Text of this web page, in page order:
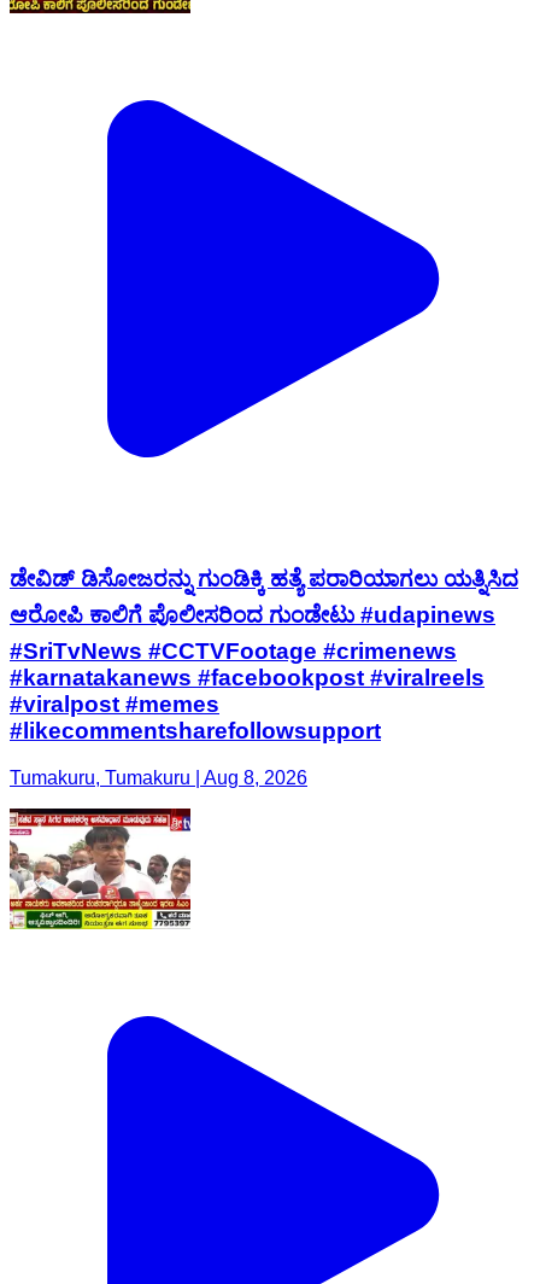
ಡೇವಿಡ್ ಡಿಸೋಜರನ್ನು ಗುಂಡಿಕ್ಕಿ ಹತ್ಯೆ ಪರಾರಿಯಾಗಲು ಯತ್ನಿಸಿದ
ಆರೋಪಿ ಕಾಲಿಗೆ ಪೊಲೀಸರಿಂದ ಗುಂಡೇಟು #udapinews
#SriTvNews #CCTVFootage #crimenews
#karnatakanews #facebookpost #viralreels
#viralpost #memes
#likecommentsharefollowsupport
Tumakuru, Tumakuru | Aug 8, 2026